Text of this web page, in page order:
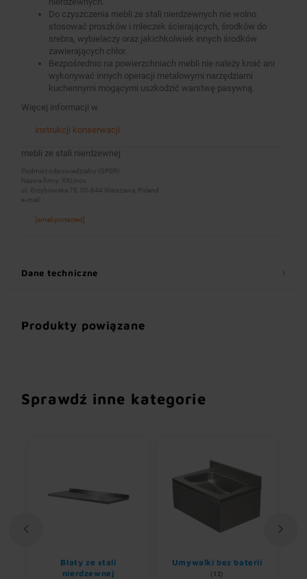
Do czyszczenia mebli ze stali nierdzewnych nie wolno
stosować proszków i mleczek ścierających, środków do
srebra, wybielaczy oraz jakichkolwiek innych środków
zawierających chlor.
Bezpośrednio na powierzchniach mebli nie należy kroić ani
wykonywać innych operacji metalowymi narzędziami
kuchennymi mogącymi uszkodzić warstwę pasywną.
Więcej informacji w
instrukcji konserwacji
mebli ze stali nierdzewnej
Podmiot odpowiedzialny (GPSR):
Nazwa firmy: XXLinox
ul. Grzybowska 78, 00-844 Warszawa, Poland
e-mail:
[email protected]
Dane techniczne
Produkty powiązane
Sprawdź inne kategorie
Blaty ze stali
nierdzewnej
Umywalki bez baterii
(12)